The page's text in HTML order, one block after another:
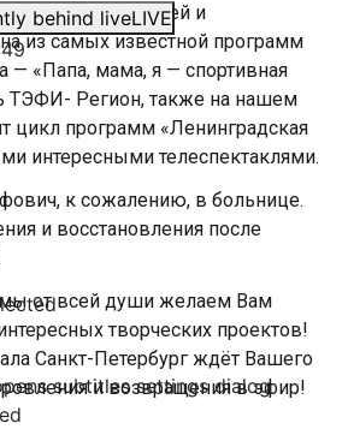
behind liveLIVE
subtitles settings dialog
30 телеспектаклей и
из самых известной программ
— «Папа, мама, я — спортивная
ТЭФИ- Регион, также на нашем
цикл программ «Ленинградская
интересными телеспектаклями.
к сожалению, в больнице.
и восстановления после
от всей души желаем Вам
творческих проектов!
Санкт-Петербург ждёт Вашего
и возвращения в эфир!